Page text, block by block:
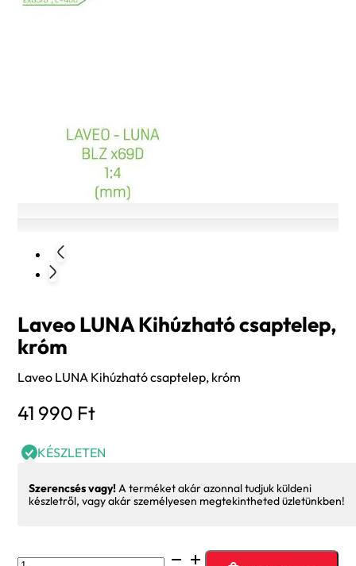
Laveo LUNA Kihúzható csaptelep,
króm
Laveo LUNA Kihúzható csaptelep, króm
41 990 Ft
KÉSZLETEN
Szerencsés vagy!A terméket akár azonnal tudjuk küldeni
készletről, vagy akár személyesen megtekintheted üzletünkben!
Laveo